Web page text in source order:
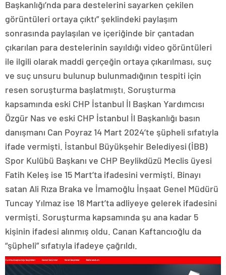
Başkanlığı’nda para destelerini sayarken çekilen
görüntüleri ortaya çıktı” şeklindeki paylaşım
sonrasında paylaşılan ve içeriğinde bir çantadan
çıkarılan para destelerinin sayıldığı video görüntüleri
ile ilgili olarak maddi gerçeğin ortaya çıkarılması, suç
ve suç unsuru bulunup bulunmadığının tespiti için
resen soruşturma başlatmıştı. Soruşturma
kapsamında eski CHP İstanbul İl Başkan Yardımcısı
Özgür Nas ve eski CHP İstanbul İl Başkanlığı basın
danışmanı Can Poyraz 14 Mart 2024’te şüpheli sıfatıyla
ifade vermişti. İstanbul Büyükşehir Belediyesi (İBB)
Spor Kulübü Başkanı ve CHP Beylikdüzü Meclis üyesi
Fatih Keleş ise 15 Mart’ta ifadesini vermişti. Binayı
satan Ali Rıza Braka ve İmamoğlu İnşaat Genel Müdürü
Tuncay Yılmaz ise 18 Mart’ta adliyeye gelerek ifadesini
vermişti. Soruşturma kapsamında şu ana kadar 5
kişinin ifadesi alınmış oldu. Canan Kaftancıoğlu da
“şüpheli” sıfatıyla ifadeye çağrıldı.